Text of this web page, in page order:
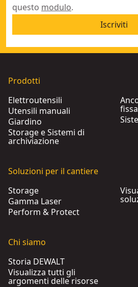
questo modulo.
Iscriviti
Prodotti
Elettroutensili
Utensili manuali
Giardino
Storage e Sistemi di
archiviazione
Soluzioni per il cantiere
Storage
Gamma Laser
Perform & Protect
Chi siamo
Storia DEWALT
Visualizza tutti gli
argomenti delle risorse